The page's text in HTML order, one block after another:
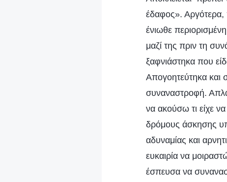
έδαφος».
ένιωθε
μαζί της πριν τη
ξαφνιάστηκα που
Απογοητεύτηκα και
συναναστροφή.
να ακούσω τι είχε
δρόμους άσκησης
αδυναμίας και
ευκαιρία να
έσπευσα να